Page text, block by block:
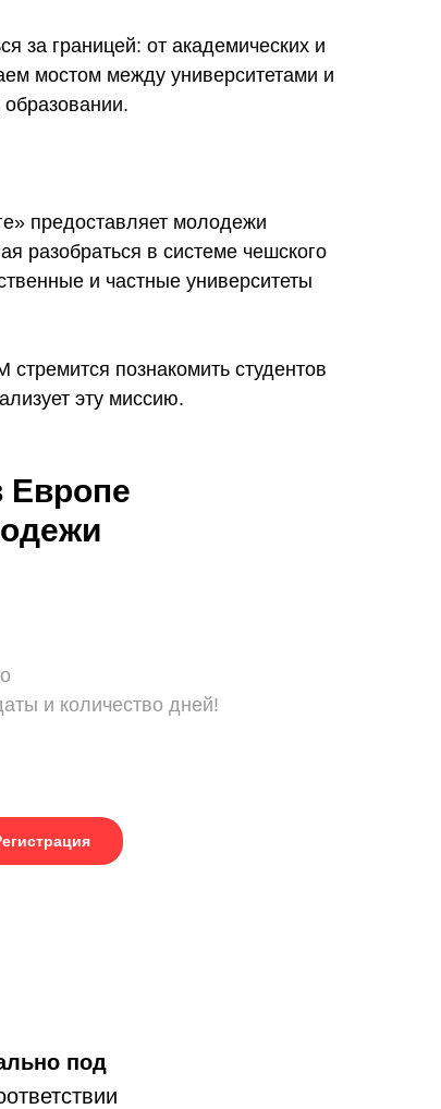
за границей: от академических и
мостом между университетами и
предоставляет молодежи
разобраться в системе чешского
и частные университеты
познакомить студентов
эту миссию.
Европе
и количество дней!
под